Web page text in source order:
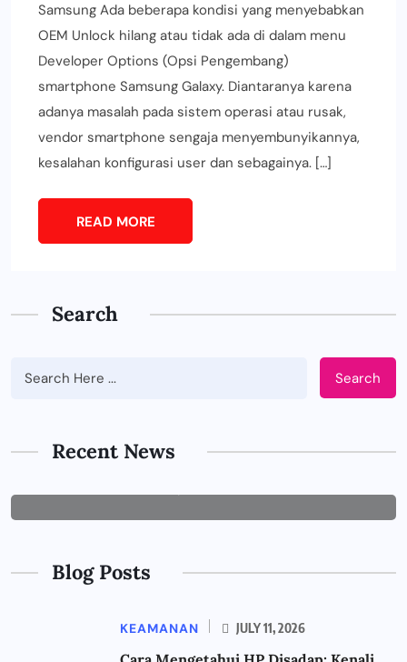
Samsung Ada beberapa kondisi yang menyebabkan
OEM Unlock hilang atau tidak ada di dalam menu
Developer Options (Opsi Pengembang)
smartphone Samsung Galaxy. Diantaranya karena
adanya masalah pada sistem operasi atau rusak,
vendor smartphone sengaja menyembunyikannya,
kesalahan konfigurasi user dan sebagainya. […]
READ MORE
Search
Search
Recent News
Tepat untuk Perusahaan
Blog Posts
KEAMANAN JULY 11, 2026